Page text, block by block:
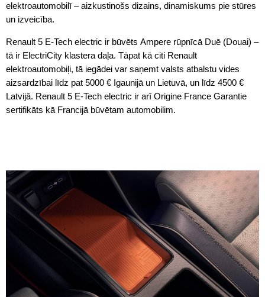
elektroautomobilī – aizkustinošs dizains, dinamiskums pie stūres
un izveicība.
Renault 5 E-Tech electric ir būvēts Ampere rūpnīcā Duē (Douai) –
tā ir ElectriCity klastera daļa. Tāpat kā citi Renault
elektroautomobiļi, tā iegādei var saņemt valsts atbalstu vides
aizsardzībai līdz pat 5000 € Igaunijā un Lietuvā, un līdz 4500 €
Latvijā. Renault 5 E-Tech electric ir arī Origine France Garantie
sertifikāts kā Francijā būvētam automobilim.